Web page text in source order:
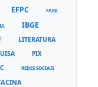
EFPC FAKE
IBGE
LITERATURA
PIX
REDES SOCIAIS